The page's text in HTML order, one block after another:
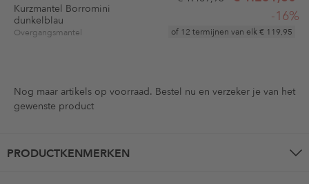
Kurzmantel Borromini
dunkelblau
Overgangsmantel
-16%
of 12 termijnen van elk€ 119,95
Nog maar artikels op voorraad. Bestel nu en verzeker je van het
gewenste product
PRODUCTKENMERKEN